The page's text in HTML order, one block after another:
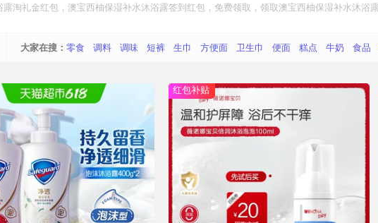
露淘礼金红包 ，澳宝西柚保湿补水沐浴露签到红包 ，免费领取，领取澳宝西柚保湿补水沐浴露
大家在搜： 零食 调料 调味 短裤 生巾 方便面 卫生巾 便面 糕点 牛奶 食品
红包补贴